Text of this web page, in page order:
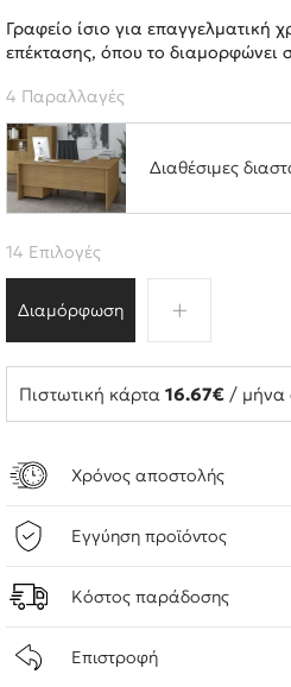
Γραφείο ίσιο για επαγγελματική
επέκτασης, όπου το διαμορφώνει
4 Παραλλαγές
Διαθέσιμες
Διαμόρφωση
14 Επιλογές
Πιστωτική κάρτα 16.67€ / μήνα
Χρόνος αποστολής
Εγγύηση προϊόντος
Κόστος παράδοσης
Επιστροφή